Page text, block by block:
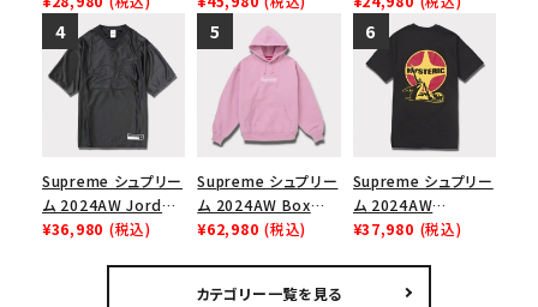
リーム ナイキエアフォ
ース１スニーカー シ
ューズ ホワイト
Bag レザーショルダ
ーバッグ ブラック 黒
Top Tee ノースフェ
イスショートスリーブ
トップTシャツ ブラッ
Supreme シュプリー
ム 2024AW Jordan
Warm Up Jersey ジ
¥36,980 (税込)
Supreme シュプリー
ム 2024AW Box
Logo Hooded
ダスティーピンク
¥62,980 (税込)
Supreme シュプリー
ム 2024AW
Hysteric Glamour
プTシャツ ブラック
¥37,980 (税込)
カテゴリー一覧を見る